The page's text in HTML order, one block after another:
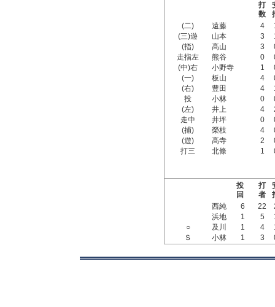
打
数
(二)
遠藤 4
(三)遊
山本 3
(指)
髙山 3
走指左
熊谷 0
(中)右
小野寺 1
(一)
板山 4
(右)
豊田 4
投
小林 0
(左)
井上 4
走中
井坪 0
(捕)
榮枝 4
(遊)
髙寺 2
打三
北條 1
投
回
打
者
西純
6 22
浜地
1 5
○
及川 1 4
Ｓ
小林 1 3